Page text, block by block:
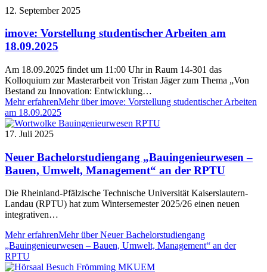
12. September 2025
imove: Vorstellung studentischer Arbeiten am
18.09.2025
Am 18.09.2025 findet um 11:00 Uhr in Raum 14-301 das
Kolloquium zur Masterarbeit von Tristan Jäger zum Thema „Von
Bestand zu Innovation: Entwicklung…
Mehr erfahrenMehr über imove: Vorstellung studentischer Arbeiten
am 18.09.2025
17. Juli 2025
Neuer Bachelorstudiengang „Bauingenieurwesen –
Bauen, Umwelt, Management“ an der RPTU
Die Rheinland-Pfälzische Technische Universität Kaiserslautern-
Landau (RPTU) hat zum Wintersemester 2025/26 einen neuen
integrativen…
Mehr erfahrenMehr über Neuer Bachelorstudiengang
„Bauingenieurwesen – Bauen, Umwelt, Management“ an der
RPTU